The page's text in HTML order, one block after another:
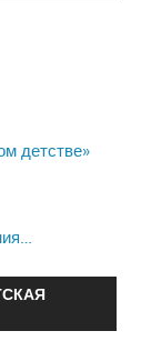
детстве»